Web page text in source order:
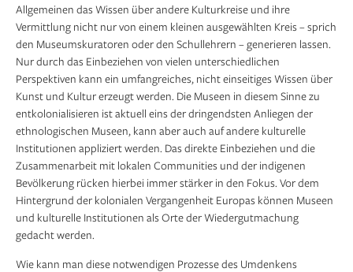
Allgemeinen das Wissen über andere Kulturkreise und ihre
Vermittlung nicht nur von einem kleinen ausgewählten Kreis – sprich
den Museumskuratoren oder den Schullehrern – generieren lassen.
Nur durch das Einbeziehen von vielen unterschiedlichen
Perspektiven kann ein umfangreiches, nicht einseitiges Wissen über
Kunst und Kultur erzeugt werden. Die Museen in diesem Sinne zu
entkolonialisieren ist aktuell eins der dringendsten Anliegen der
ethnologischen Museen, kann aber auch auf andere kulturelle
Institutionen appliziert werden. Das direkte Einbeziehen und die
Zusammenarbeit mit lokalen Communities und der indigenen
Bevölkerung rücken hierbei immer stärker in den Fokus. Vor dem
Hintergrund der kolonialen Vergangenheit Europas können Museen
und kulturelle Institutionen als Orte der Wiedergutmachung
gedacht werden.
Wie kann man diese notwendigen Prozesse des Umdenkens